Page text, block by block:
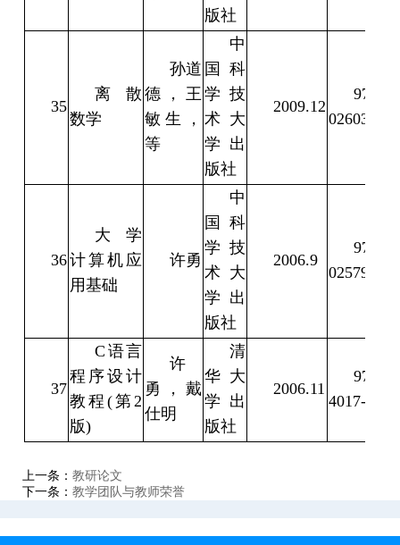
版社
35
离散
数学
孙道
德，王
敏生，
等
中
国科
学技
术大
学出
版社
2009.12
978-7-
02603-4
36
大学
计算机应
用基础
许勇
中
国科
学技
术大
学出
版社
2006.9
978-7-
02579-2
37
C语言
程序设计
教程(第2
版)
许
勇，戴
仕明
清
华大
学出
版社
2006.11
978-7-
4017-7
上一条： 教研论文
下一条： 教学团队与教师荣誉